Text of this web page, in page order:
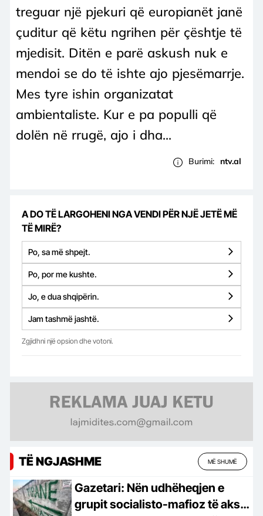
treguar një pjekuri që europianët janë
çuditur që këtu ngrihen për çështje të
mjedisit. Ditën e parë askush nuk e
mendoi se do të ishte ajo pjesëmarrje.
Mes tyre ishin organizatat
ambientaliste. Kur e pa populli që
dolën në rrugë, ajo i dha...
Burimi: ntv.al
A DO TË LARGOHENI NGA VENDI PËR NJË JETË MË
TË MIRË?
Po, sa më shpejt.
Po, por me kushte.
Jo, e dua shqipërin.
Jam tashmë jashtë.
Zgjidhni një opsion dhe votoni.
TË NGJASHME MË SHUMË
Gazetari: Nën udhëheqjen e
grupit socialisto-mafioz të aksit